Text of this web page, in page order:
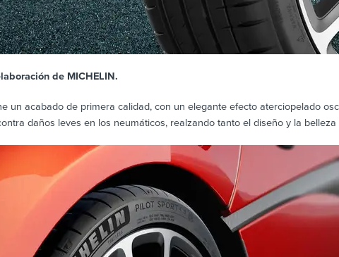
de MICHELIN.
un acabado de primera calidad, con un elegante efecto aterciopelado
daños leves en los neumáticos, realzando tanto el diseño y la